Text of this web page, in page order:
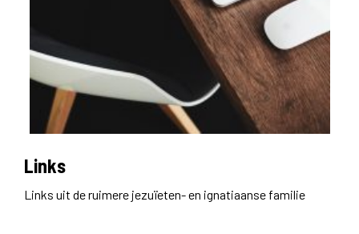
Links
Links uit de ruimere jezuïeten- en ignatiaanse familie